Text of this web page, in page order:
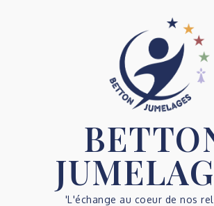
'L'échange au coeur de nos